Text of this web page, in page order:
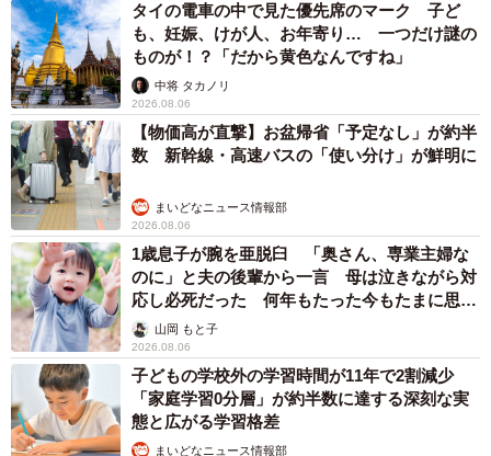
店長に諭された日の帰り道、退職代行を使ってすぐに仕事
を辞めてしまおうと考えるトビ山でした。しかし店長の言
葉が心に残り、退職代行を使わずに自ら退職手続きを進
め、引き継ぎをこなして約1カ月後に店を去っていきます。
他のスタッフからは「最後の方は意外とちゃんとしてた」
「引き継ぎもしっかりしてた」との声も聞かれました。
成長の速度は人それぞれ。歩幅は違うけれど、確かにトビ
山も『成長』していたのです。
タイの電車の中で見た優先席のマーク 子ど
も、妊娠、けが人、お年寄り… 一つだけ謎の
ものが！？「だから黄色なんですね」
中将 タカノリ
2026.08.06
【物価高が直撃】お盆帰省「予定なし」が約半
数 新幹線・高速バスの「使い分け」が鮮明に
まいどなニュース情報部
2026.08.06
1歳息子が腕を亜脱臼 「奥さん、専業主婦な
のに」と夫の後輩から一言 母は泣きながら対
応し必死だった 何年もたった今もたまに思い
出し…山岡 もと子
2026.08.06
子どもの学校外の学習時間が11年で2割減少
「家庭学習0分層」が約半数に達する深刻な実
態と広がる学習格差
まいどなニュース情報部